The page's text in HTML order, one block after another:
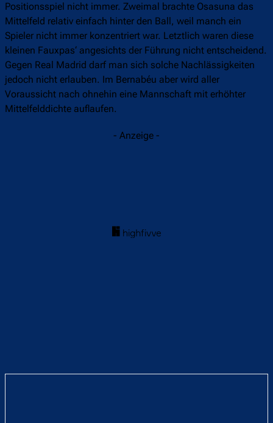
Positionsspiel nicht immer. Zweimal brachte Osasuna das
Mittelfeld relativ einfach hinter den Ball, weil manch ein
Spieler nicht immer konzentriert war. Letztlich waren diese
kleinen Fauxpas‘ angesichts der Führung nicht entscheidend.
Gegen Real Madrid darf man sich solche Nachlässigkeiten
jedoch nicht erlauben. Im Bernabéu aber wird aller
Voraussicht nach ohnehin eine Mannschaft mit erhöhter
Mittelfelddichte auflaufen.
- Anzeige -